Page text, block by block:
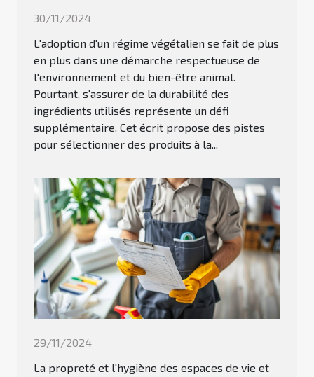
30/11/2024
L'adoption d'un régime végétalien se fait de plus
en plus dans une démarche respectueuse de
l'environnement et du bien-être animal.
Pourtant, s'assurer de la durabilité des
ingrédients utilisés représente un défi
supplémentaire. Cet écrit propose des pistes
pour sélectionner des produits à la...
29/11/2024
La propreté et l'hygiène des espaces de vie et